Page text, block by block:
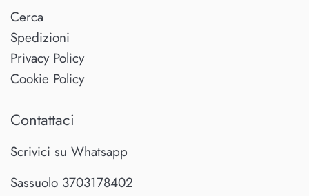
Cerca
Spedizioni
Privacy Policy
Cookie Policy
Contattaci
Scrivici su Whatsapp
Sassuolo 3703178402